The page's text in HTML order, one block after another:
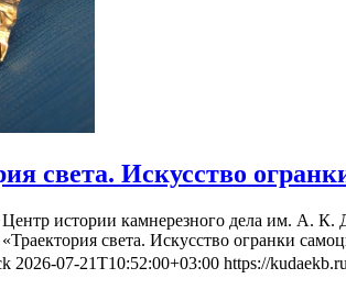
света. Искусство
Центр истории камнерезного дела им. А. К.
света. Искусство огранки
2026-07-21T10:52:00+03:00 https://